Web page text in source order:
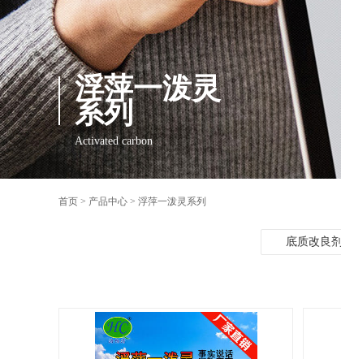
浮萍一泼灵
系列
Activated carbon
首页 > 产品中心 > 浮萍一泼灵系列
底质改良剂